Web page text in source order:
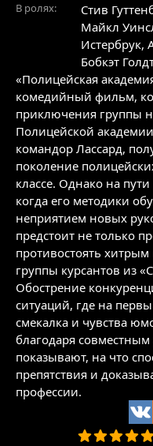
В ролях: Стив
Майкл
Истербрук,
Бобкэт
«Полицейская
комедийный фильм,
приключения группы
Полицейской
командор Лассард,
поколение
классе. Однако на
когда его методики
неприятием новых
предстоит не только
противостоять
группы курсантов из
Обострение
ситуаций, где на
смекалка и чувства
благодаря
показывают, на что
препятствия и
профессии.